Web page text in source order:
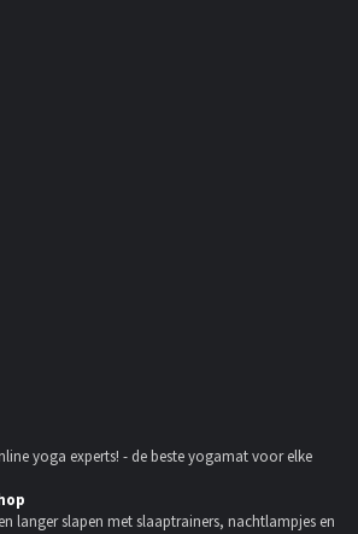
yoga experts! - de beste yogamat voor elke
langer slapen met slaaptrainers, nachtlampjes en